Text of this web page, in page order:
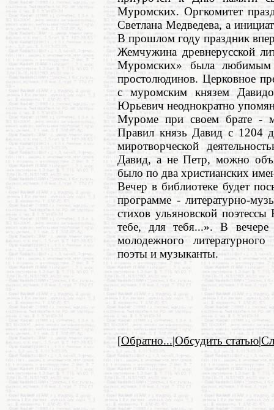
Муромских. Оргкомитет
Светлана Медведева, а
В прошлом году праздник
Жемчужина древнерусской
Муромских» была любимым
простолюдинов. Церковное
с муромским князем
Юрьевич неоднократно
Муроме при своем брате -
Правил князь Давид с 1204
миротворческой
Давид, а не Петр, можно
было по два христианских
Вечер в библиотеке будет
программе - литературно-
стихов ульяновской
тебе, для тебя...». В вечере
молодежного
поэты и музыканты.
[Обратно...|Обсудить статью|